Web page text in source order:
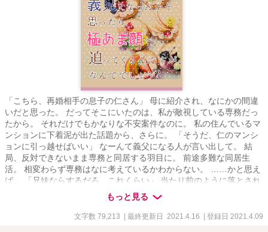
「こちら、再婚相手の息子の仁さん」 母に紹介され、なにかの間違
いだと思った。 だってそこにいたのは、私が敵視している専務だっ
たから。 それだけでもかなりな不安案件なのに。 私の住んでいるマ
ンションに下着泥が出た話題から、さらに。 「そうだ、仁のマンシ
ョンに引っ越せばいい」 なーんて義父になる人が言い出して。 結
局、反対できないまま専務と同居する羽目に。 前途多難な同居生
活。 相変わらず専務はなに考えているかわからない。 ……かと思え
ば。 「兄妹ならするだろ、これくらい」 当たり前のように落とされ
る、額へのキス。 いったい、どうなってんのー!? 三ツ森涼夏 24歳
大手菓子メーカー『おろち製菓』営業戦略部勤務 背が低く、振り返
ったら忘れられるくらい、特徴のない顔がコンプレックス。 小1の時
もっと見る
文字数 79,213 | 最終更新日 2021.4.16 | 登録日 2021.4.09